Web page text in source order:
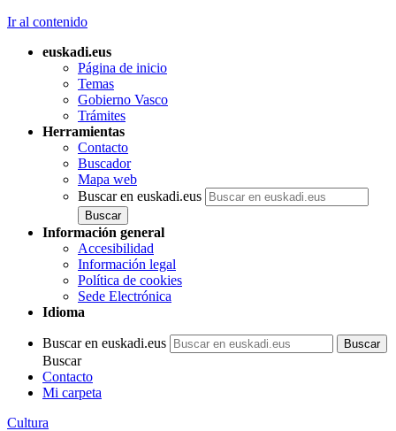
Ir al contenido
euskadi.eus
Página de inicio
Temas
Gobierno Vasco
Trámites
Herramientas
Contacto
Buscador
Mapa web
Buscar en euskadi.eus
Información general
Accesibilidad
Información legal
Política de cookies
Sede Electrónica
Idioma
Buscar en euskadi.eus
Buscar
Contacto
Mi carpeta
Cultura